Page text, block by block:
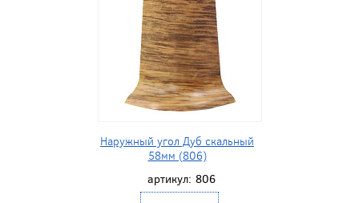
Наружный угол Дуб скальный
58мм (806)
артикул: 806